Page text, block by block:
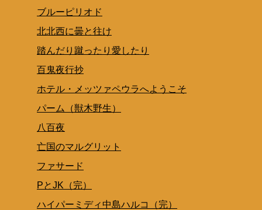
ブルーピリオド
北北西に曇と往け
踏んだり蹴ったり愛したり
百鬼夜行抄
ホテル・メッツァペウラへようこそ
パーム（獣木野生）
八百夜
亡国のマルグリット
ファサード
PとJK（完）
ハイパーミディ中島ハルコ（完）